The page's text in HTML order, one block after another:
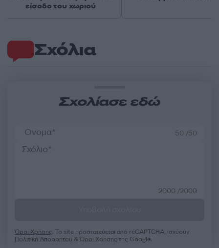
είσοδο του χωριού
Σχόλια
Σχολίασε εδώ
50 /50
2000 /2000
Όροι Χρήσης. Το site προστατεύεται από reCAPTCHA, ισχύουν
Πολιτική Απορρήτου &Όροι Χρήσης της Google.